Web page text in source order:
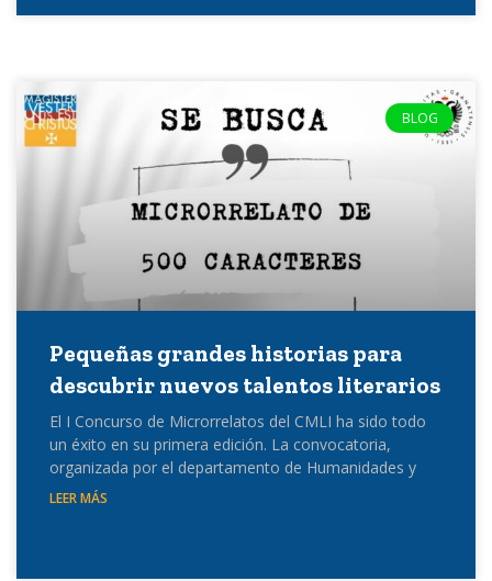
BLOG
Pequeñas grandes historias para
descubrir nuevos talentos literarios
El I Concurso de Microrrelatos del CMLI ha sido todo
un éxito en su primera edición. La convocatoria,
organizada por el departamento de Humanidades y
LEER MÁS